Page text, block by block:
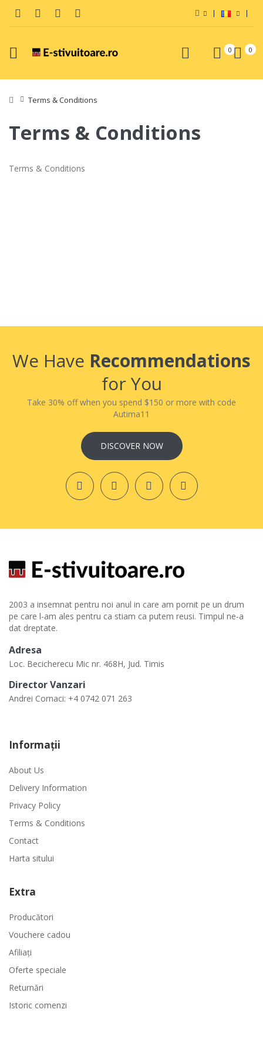
0 0
Terms & Conditions
Terms & Conditions
Terms & Conditions
We Have Recommendations
for You
Take 30% off when you spend $150 or more with code
Autima11
DISCOVER NOW
2003 a insemnat pentru noi anul in care am pornit pe un drum
pe care l-am ales pentru ca stiam ca putem reusi. Timpul ne-a
dat dreptate.
Adresa
Loc. Becicherecu Mic nr. 468H, Jud. Timis
Director Vanzari
Andrei Cornaci: +4 0742 071 263
Informaţii
About Us
Delivery Information
Privacy Policy
Terms & Conditions
Contact
Harta sitului
Extra
Producători
Vouchere cadou
Afiliaţi
Oferte speciale
Returnări
Istoric comenzi